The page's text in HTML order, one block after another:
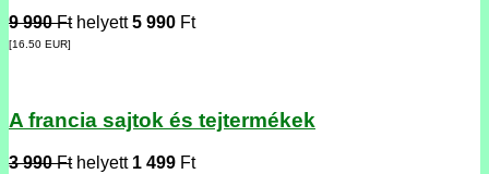
9 990 Fthelyett5 990 Ft
[16.50 EUR]
A francia sajtok és tejtermékek
3 990 Fthelyett 1 499 Ft